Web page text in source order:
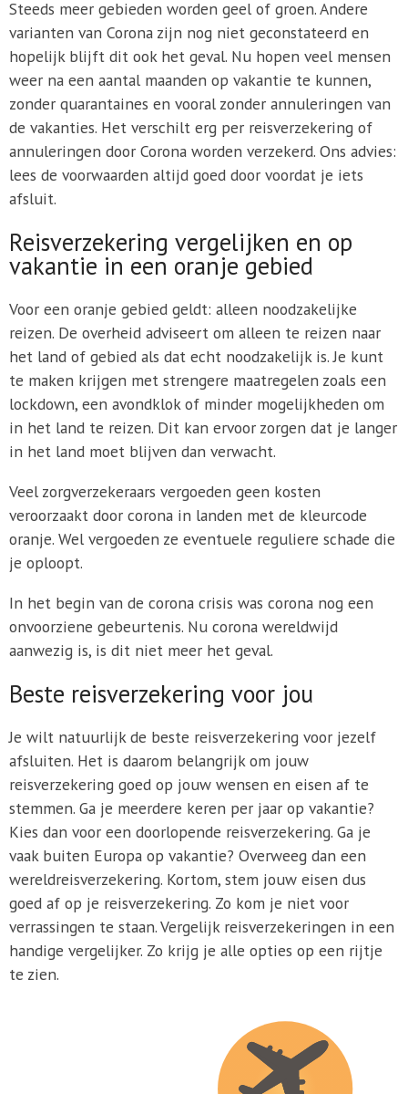
Steeds meer gebieden worden geel of groen. Andere
varianten van Corona zijn nog niet geconstateerd en
hopelijk blijft dit ook het geval. Nu hopen veel mensen
weer na een aantal maanden op vakantie te kunnen,
zonder quarantaines en vooral zonder annuleringen van
de vakanties. Het verschilt erg per reisverzekering of
annuleringen door Corona worden verzekerd. Ons advies:
lees de voorwaarden altijd goed door voordat je iets
afsluit.
Reisverzekering vergelijken en op
vakantie in een oranje gebied
Voor een oranje gebied geldt: alleen noodzakelijke
reizen. De overheid adviseert om alleen te reizen naar
het land of gebied als dat echt noodzakelijk is. Je kunt
te maken krijgen met strengere maatregelen zoals een
lockdown, een avondklok of minder mogelijkheden om
in het land te reizen. Dit kan ervoor zorgen dat je langer
in het land moet blijven dan verwacht.
Veel zorgverzekeraars vergoeden geen kosten
veroorzaakt door corona in landen met de kleurcode
oranje. Wel vergoeden ze eventuele reguliere schade die
je oploopt.
In het begin van de corona crisis was corona nog een
onvoorziene gebeurtenis. Nu corona wereldwijd
aanwezig is, is dit niet meer het geval.
Beste reisverzekering voor jou
Je wilt natuurlijk de beste reisverzekering voor jezelf
afsluiten. Het is daarom belangrijk om jouw
reisverzekering goed op jouw wensen en eisen af te
stemmen. Ga je meerdere keren per jaar op vakantie?
Kies dan voor een doorlopende reisverzekering. Ga je
vaak buiten Europa op vakantie? Overweeg dan een
wereldreisverzekering. Kortom, stem jouw eisen dus
goed af op je reisverzekering. Zo kom je niet voor
verrassingen te staan. Vergelijk reisverzekeringen in een
handige vergelijker. Zo krijg je alle opties op een rijtje
te zien.